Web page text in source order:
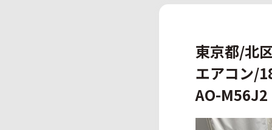
東京都/北
エアコン/
AO-M56J2